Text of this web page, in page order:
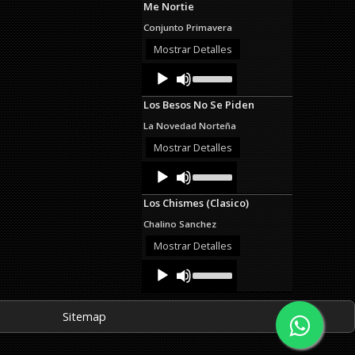
keys
increase
or
Me Nortie
Conjunto Primavera
Mostrar Detalles
Audio
Player
Up/Down
Arrow
keys
increase
or
Los Besos No Se Piden
La Novedad Norteña
Mostrar Detalles
Audio
Player
Up/Down
Arrow
keys
increase
or
Los Chismes (Clasico)
Chalino Sanchez
Mostrar Detalles
Audio
Player
Up/Down
keys
Sitemap